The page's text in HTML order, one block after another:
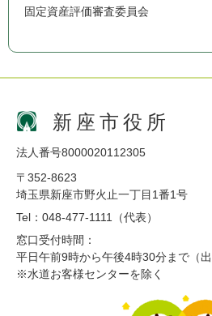
固定資産評価審査委員会
新座市役所
法人番号8000020112305
〒352-8623
埼玉県新座市野火止一丁目1番1号
Tel：048-477-1111（代表）
窓口受付時間：
平日午前9時から午後4時30分まで（出
※水道お客様センターを除く